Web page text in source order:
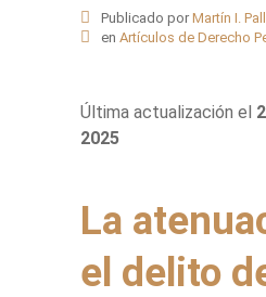
Publicado por Martín I.
en Artículos de Derecho
Última actualización el
2025
La
el delito